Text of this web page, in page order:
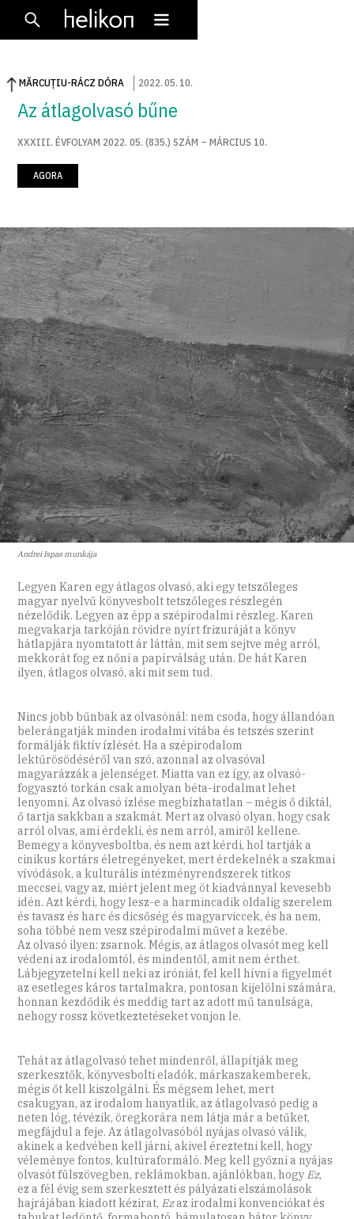
MĂRCUȚIU-RÁCZ DÓRA 2022.05. 10.
Az átlagolvasó bűne
XXXIII. ÉVFOLYAM 2022. 05. (835.) SZÁM – MÁRCIUS 10.
AGORA
Andrei Ispas munkája
Legyen Karen egy átlagos olvasó, aki egy tetszőleges
magyar nyelvű könyvesbolt tetszőleges részlegén
nézelődik. Legyen az épp a szépirodalmi részleg. Karen
megvakarja tarkóján rövidre nyírt frizuráját a könyv
hátlapjára nyomtatott ár láttán, mit sem sejtve még arról,
mekkorát fog ez nőni a papírválság után. De hát Karen
ilyen, átlagos olvasó, aki mit sem tud.
Nincs jobb bűnbak az olvasónál: nem csoda, hogy állandóan
belerángatják minden irodalmi vitába és tetszés szerint
formálják fiktív ízlését. Ha a szépirodalom
lektűrösödéséről van szó, azonnal az olvasóval
magyarázzák a jelenséget. Miatta van ez így, az olvasó-
fogyasztó torkán csak amolyan béta-irodalmat lehet
lenyomni. Az olvasó ízlése megbízhatatlan – mégis ő diktál,
ő tartja sakkban a szakmát. Mert az olvasó olyan, hogy csak
arról olvas, ami érdekli, és nem arról, amiről kellene.
Bemegy a könyvesboltba, és nem azt kérdi, hol tartják a
cinikus kortárs életregényeket, mert érdekelnék a szakmai
vívódások, a kulturális intézményrendszerek titkos
meccsei, vagy az, miért jelent meg öt kiadvánnyal kevesebb
idén. Azt kérdi, hogy lesz-e a harmincadik oldalig szerelem
és tavasz és harc és dicsőség és magyarviccek, és ha nem,
soha többé nem vesz szépirodalmi művet a kezébe.
Az olvasó ilyen: zsarnok. Mégis, az átlagos olvasót meg kell
védeni az irodalomtól, és mindentől, amit nem érthet.
Lábjegyzetelni kell neki az iróniát, fel kell hívni a figyelmét
az esetleges káros tartalmakra, pontosan kijelölni számára,
honnan kezdődik és meddig tart az adott mű tanulsága,
nehogy rossz következtetéseket vonjon le.
Tehát az átlagolvasó tehet mindenről, állapítják meg
szerkesztők, könyvesbolti eladók, márkaszakemberek,
mégis őt kell kiszolgálni. És mégsem lehet, mert
csakugyan, az irodalom hanyatlik, az átlagolvasó pedig a
neten lóg, tévézik, öregkorára nem látja már a betűket,
megfájdul a feje. Az átlagolvasóból nyájas olvasó válik,
akinek a kedvében kell járni, akivel éreztetni kell, hogy
véleménye fontos, kultúraformáló. Meg kell győzni a nyájas
olvasót fülszövegben, reklámokban, ajánlókban, hogy Ez,
ez a fél évig sem szerkesztett és pályázati elszámolások
hajrájában kiadott kézirat, Ezaz irodalmi konvenciókat és